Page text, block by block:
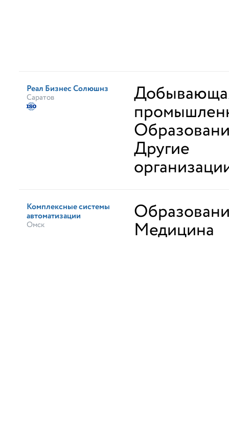
Реал Бизнес Солюшнз
Саратов
Другие
Комплексные системы
автоматизации
Омск Медицина